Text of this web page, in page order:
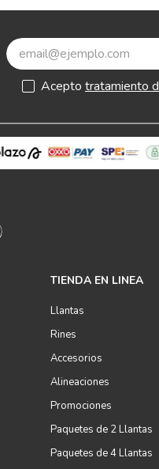
Acepto tratamiento
TIENDA EN LINEA
Llantas
Rines
Accesorios
Alineaciones
Promociones
Paquetes de 2 Llantas
Paquetes de 4 Llantas